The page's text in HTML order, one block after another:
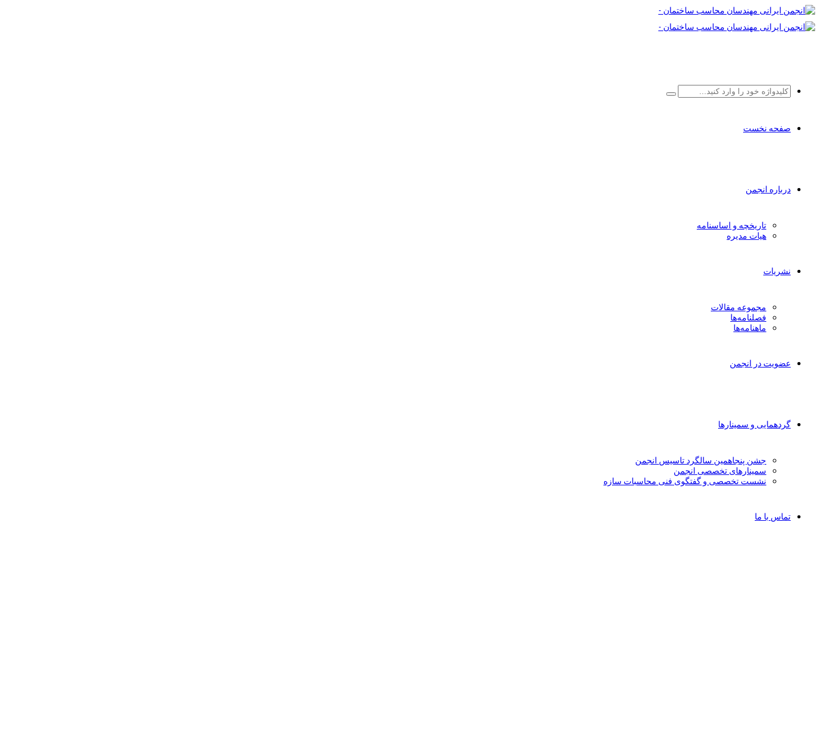
صفحه نخست
درباره انجمن
تاریخچه و اساسنامه
هیات مدیره
نشریات
مجموعه مقالات
فصلنامه‌ها
ماهنامه‌ها
عضویت در انجمن
گردهمایی و سمینارها
جشن پنجاهمین سالگرد تاسیس انجمن
سمینارهای تخصصی انجمن
نشست تخصصی و گفتگوی فنی محاسبات سازه
تماس با ما